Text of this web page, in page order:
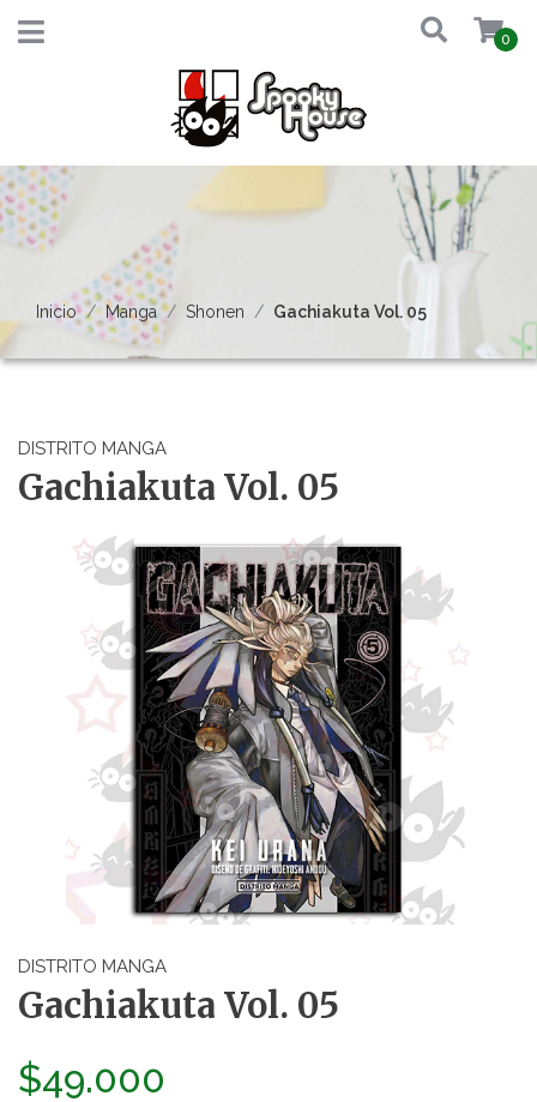
0
Inicio Manga Shonen Gachiakuta Vol. 05
DISTRITO MANGA
Gachiakuta Vol. 05
DISTRITO MANGA
Gachiakuta Vol. 05
$49.000